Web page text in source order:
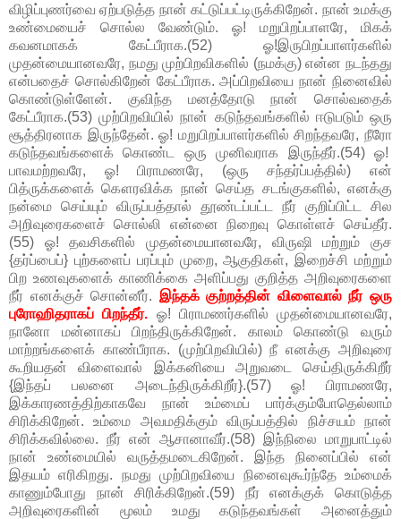
விழிப்புணர்வை ஏற்படுத்த நான் கட்டுப்பட்டிருக்கிறேன். நான் உமக்கு
உண்மையைச் சொல்ல வேண்டும். ஓ! மறுபிறப்பாளரே, மிகக்
கவனமாகக் கேட்பீராக.(52) ஓ!இருபிறப்பாளர்களில்
முதன்மையானவரே, நமது முற்பிறவிகளில் (நமக்கு) என்ன நடந்தது
என்பதைச் சொல்கிறேன் கேட்பீராக. அப்பிறவியை நான் நினைவில்
கொண்டுள்ளேன். குவிந்த மனத்தோடு நான் சொல்வதைக்
கேட்பீராக.(53) முற்பிறவியில் நான் கடுந்தவங்களில் ஈடுபடும் ஒரு
சூத்திரனாக இருந்தேன். ஓ! மறுபிறப்பாளர்களில் சிறந்தவரே, நீரோ
கடுந்தவங்களைக் கொண்ட ஒரு முனிவராக இருந்தீர்.(54) ஓ!
பாவமற்றவரே, ஓ! பிராமணரே, (ஒரு சந்தர்ப்பத்தில்) என்
பித்ருக்களைக் கௌரவிக்க நான் செய்த சடங்குகளில், எனக்கு
நன்மை செய்யும் விருப்பத்தால் தூண்டப்பட்ட நீர் குறிப்பிட்ட சில
அறிவுரைகளைச் சொல்லி என்னை நிறைவு கொள்ளச் செய்தீர்.
(55) ஓ! தவசிகளில் முதன்மையானவரே, விருஷி மற்றும் குச
{தர்ப்பைப்} புற்களைப் பரப்பும் முறை, ஆகுதிகள், இறைச்சி மற்றும்
பிற உணவுகளைக் காணிக்கை அளிப்பது குறித்த அறிவுரைகளை
நீர் எனக்குச் சொன்னீர். இந்தக் குற்றத்தின் விளைவால் நீர் ஒரு
புரோஹிதராகப் பிறந்தீர். ஓ! பிராமணர்களில் முதன்மையானவரே,
நானோ மன்னாகப் பிறந்திருக்கிறேன். காலம் கொண்டு வரும்
மாற்றங்களைக் காண்பீராக. (முற்பிறவியில்) நீ எனக்கு அறிவுரை
கூறியதன் விளைவால் இக்கனியை அறுவடை செய்திருக்கிறீர்
{இந்தப் பலனை அடைந்திருக்கிறீர்}.(57) ஓ! பிராமணரே,
இக்காரணத்திற்காகவே நான் உம்மைப் பார்க்கும்போதெல்லாம்
சிரிக்கிறேன். உம்மை அவமதிக்கும் விருப்பத்தில் நிச்சயம் நான்
சிரிக்கவில்லை. நீர் என் ஆசானாவீர்.(58) இந்நிலை மாறுபாட்டில்
நான் உண்மையில் வருத்தமடைகிறேன். இந்த நினைப்பில் என்
இதயம் எரிகிறது. நமது முற்பிறவியை நினைவுகூர்ந்தே உம்மைக்
காணும்போது நான் சிரிக்கிறேன்.(59) நீர் எனக்குக் கொடுத்த
அறிவுரைகளின் மூலம் உமது கடுந்தவங்கள் அனைத்தும்